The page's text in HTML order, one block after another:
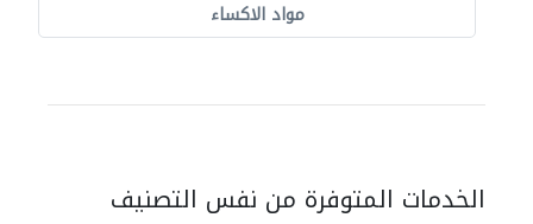
مواد الاكساء
الخدمات المتوفرة من نفس التصنيف